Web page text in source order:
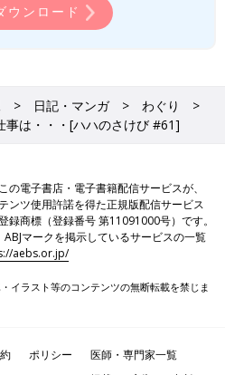
ウンロード
日記・マンガ
わぐり
事は・・・[ハハのさけび #61]
の電子書店・電子書籍配信サービスが、
ンツ使用許諾を得た正規版配信サービス
録商標（登録番号 第11091000号）です。
ABJマークを掲示しているサービスの一覧
aebs.or.jp/
イラスト等のコンテンツの無断転載を禁じま
ポリシー
医師・専門家一覧